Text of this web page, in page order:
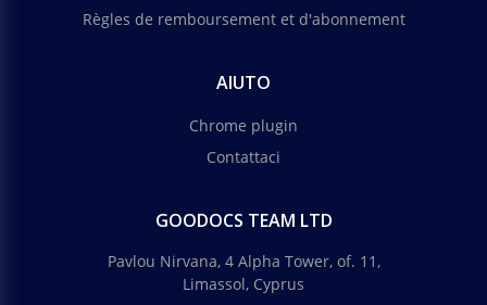
Règles de remboursement et d'abonnement
AIUTO
Chrome plugin
Contattaci
GOODOCS TEAM LTD
Pavlou Nirvana, 4 Alpha Tower, of. 11,
Limassol, Cyprus